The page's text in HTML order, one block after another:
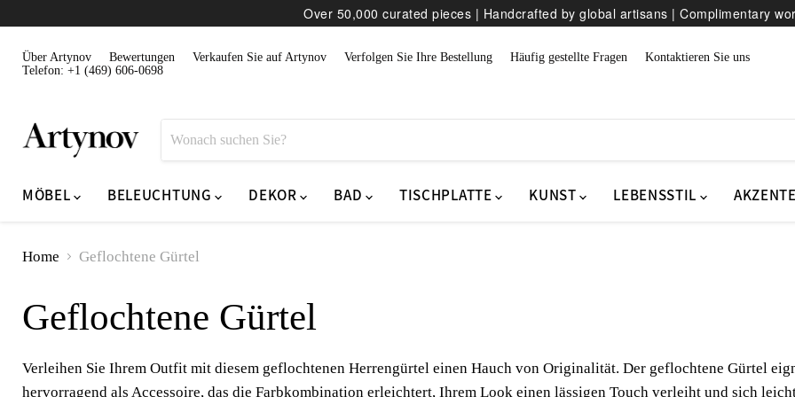
Over 50,000 curated pieces | Handcrafted by global artisans | Complimentary
Über Artynov Bewertungen Verkaufen Sie auf Artynov Verfolgen Sie Ihre Bestellung Häufig gestellte Fragen
Kontaktieren Sie uns
Telefon: +1 (469) 606-0698
MÖBEL BELEUCHTUNG DEKOR BAD TISCHPLATTE KUNST LEBENSSTIL
Home Geflochtene Gürtel
Geflochtene Gürtel
Verleihen Sie Ihrem Outfit mit diesem geflochtenen Herrengürtel einen Hauch von Originalität. Der geflochtene Gürtel
hervorragend als Accessoire, das die Farbkombination erleichtert, Ihrem Look einen lässigen Touch verleiht und sich